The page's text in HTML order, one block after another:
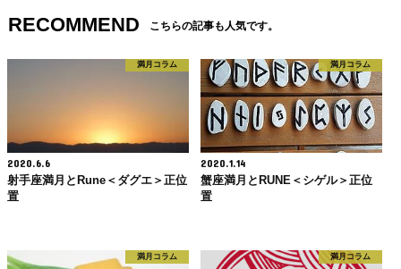
RECOMMEND こちらの記事も人気です。
満月コラム
2020.6.6
射手座満月とRune＜ダグエ＞正位
置
満月コラム
2020.1.14
蟹座満月とRUNE＜シゲル＞正位
置
満月コラム 満月コラム